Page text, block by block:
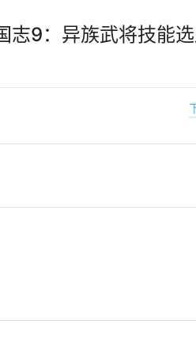
志9：异族武将技能